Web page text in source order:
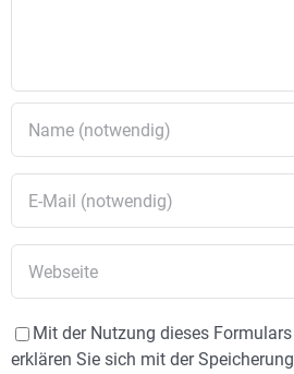
Mit der Nutzung dieses Formulars
erklären Sie sich mit der Speicherung